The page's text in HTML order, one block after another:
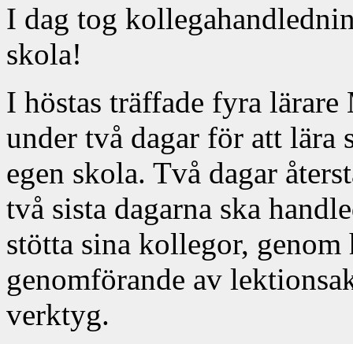
I dag tog
skola!
I höstas träffade fyra
under två dagar för att
egen skola. Två dagar
två sista dagarna ska
stötta sina kollegor,
genomförande av
verktyg.